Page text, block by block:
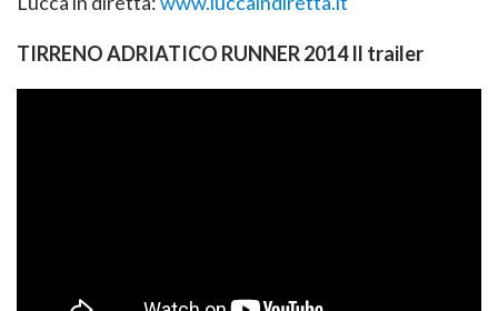
TIRRENO ADRIATICO RUNNER 2014 Il trailer